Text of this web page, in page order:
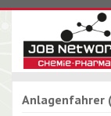
Anlagenfahrer